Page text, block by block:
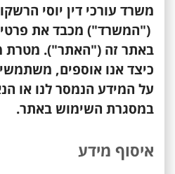
משרד עורכי דין יוסי
("המשרד") מכבד את
באתר זה ("האתר"). מטרת
כיצד אנו אוספים,
על המידע הנמסר לנו או
במסגרת השימוש באתר.
איסוף מידע